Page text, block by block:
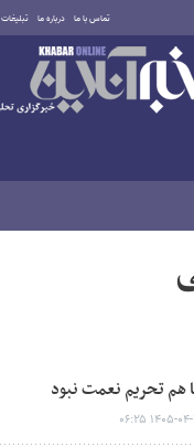
تماس با ما درباره ما تبلیغات
یکشنبه ۱۸ مرداد ۱۴۰۵
هم تحریم نعمت نبود
۰۴-۲۰ ۰۶:۲۵